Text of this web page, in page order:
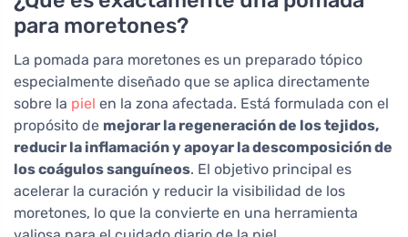
para moretones?
La pomada para moretones es un preparado tópico
especialmente diseñado que se aplica directamente
sobre la piel en la zona afectada. Está formulada con el
propósito de mejorar la regeneración de los tejidos,
reducir la inflamación y apoyar la descomposición de
los coágulos sanguíneos. El objetivo principal es
acelerar la curación y reducir la visibilidad de los
moretones, lo que la convierte en una herramienta